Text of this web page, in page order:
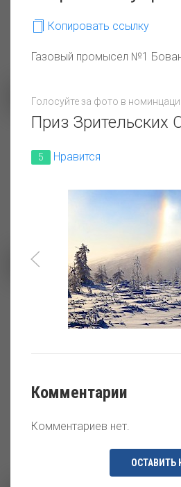
Восстановим вместе для
будущих поколений!
Чистотел Изопентана
Копировать ссылку
Газовый промысел №1
Голосуйте за фото в
Приз Зрительских
5 Нравится
Комментарии
Комментариев нет.
ОСТАВИТЬ